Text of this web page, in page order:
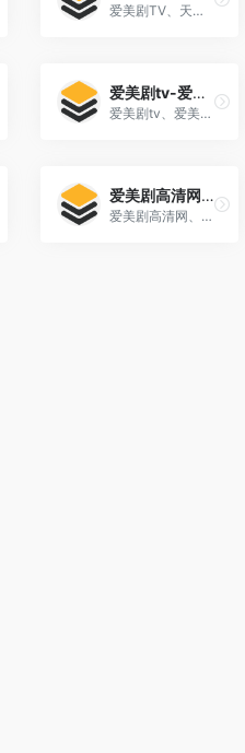
爱美剧TV、天天美剧网、这里是在线美剧天堂、我们一起看美剧、 爱美剧(www.airclean-tech.com)是一家免费VIP影视在线观看的平台,拥有海量、优质、高清电影和好看的电视剧,清晰画质在线动漫。专业全网收集最新,最好看的电视剧、高清电影、...
爱美剧tv-爱美剧网_美剧在线_美剧下载 爱美剧网
爱美剧tv、爱美剧网、美剧在线、美剧下载、 爱美剧网、为剧迷提供最新最全的美剧在线观看和下载,推荐各种高清美剧资源,包括动作枪战、灵异惊悚、科幻魔幻、罪案谍战、情景喜剧、综艺选秀等各种类型的美剧。
爱美剧高清网_美剧天堂_好看的美剧排行榜
爱美剧高清网、美剧天堂、好看的美剧排行榜 爱美剧网由国内资深美剧字幕组成员创办,意在为大家提供最极致的美剧在线高清资源和推荐好看的美剧